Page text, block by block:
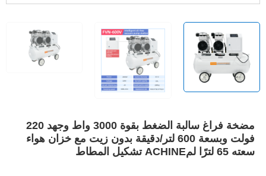
مضخة فراغ سالبة الضغط بقوة 3000 واط وجهد 220
فولت وبسعة 600 لتر/دقيقة بدون زيت مع خزان هواء
سعته 65 لترًا لمACHINE تشكيل المطاط